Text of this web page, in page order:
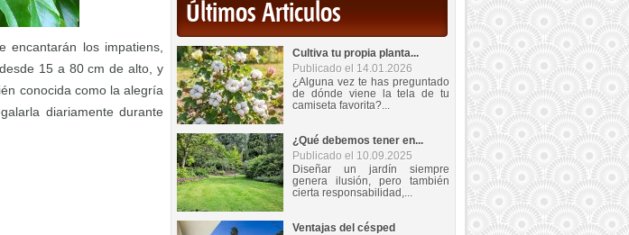
los impatiens,
15 a 80 cm de alto, y
conocida como la alegría
diariamente durante
Últimos Articulos
Cultiva tu propia planta...
Publicado el 14.01.2026
¿Alguna vez te has preguntado
de dónde viene la tela de tu
camiseta favorita?...
¿Qué debemos tener en...
Publicado el 10.09.2025
Diseñar un jardín siempre
genera ilusión, pero también
cierta responsabilidad,...
Ventajas del césped